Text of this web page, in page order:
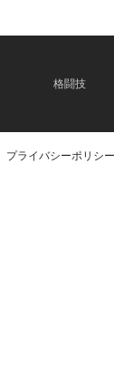
格闘技
プライバシーポリシー